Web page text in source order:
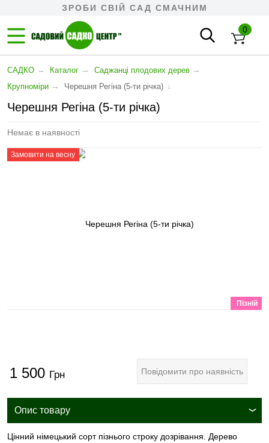
ЗРОБИ СВІЙ САД СМАЧНИМ
0
САДКО → Каталог → Cаджанці плодових дерев →
Крупноміри → Черешня Регіна (5-ти річка) ↓
Черешня Регіна (5-ти річка)
Немає в наявності
Замовити на весну
Пізній
1 500 Грн Повідомити про наявність
Опис товару
Цінний німецький сорт пізнього строку дозрівання. Дерево